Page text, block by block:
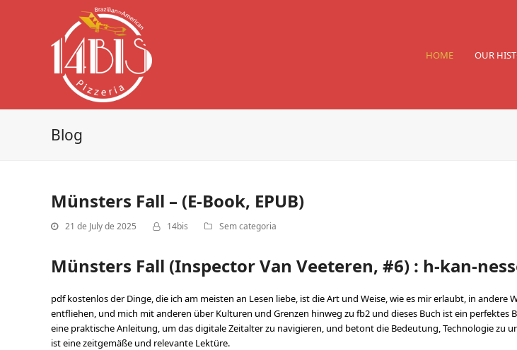
HOME OUR
Blog
Münsters Fall – (E-Book, EPUB)
21 de July de 2025 14bis Sem categoria
Münsters Fall (Inspector Van Veeteren, #6) : h-kan-
pdf kostenlos der Dinge, die ich am meisten an Lesen liebe, ist die Art und Weise, wie es mir erlaubt, in andere
entfliehen, und mich mit anderen über Kulturen und Grenzen hinweg zu fb2 und dieses Buch ist ein perfektes
eine praktische Anleitung, um das digitale Zeitalter zu navigieren, und betont die Bedeutung, Technologie zu
ist eine zeitgemäße und relevante Lektüre.